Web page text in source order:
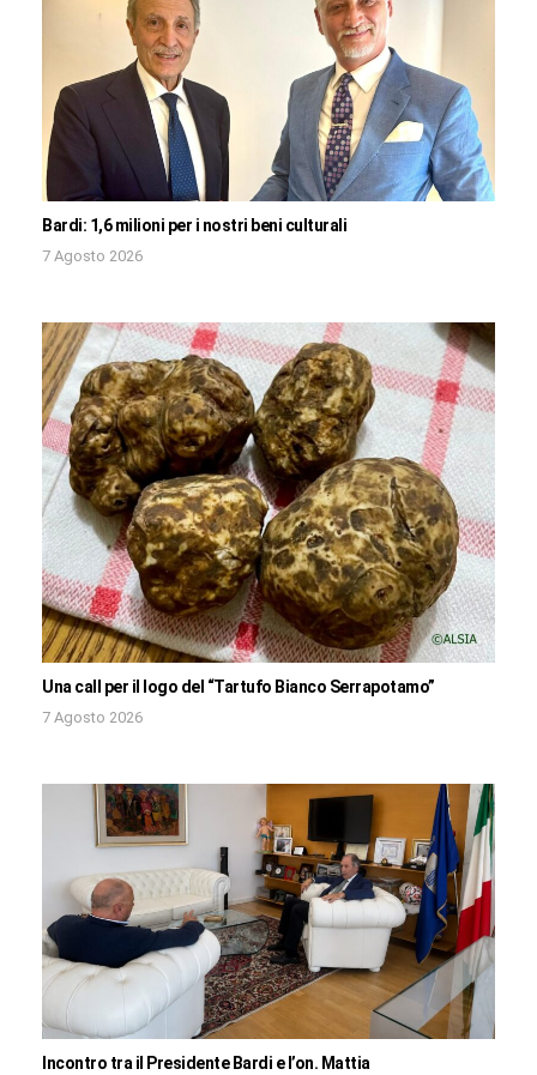
Bardi: 1,6 milioni per i nostri beni culturali
7 Agosto 2026
Una call per il logo del “Tartufo Bianco Serrapotamo”
7 Agosto 2026
Incontro tra il Presidente Bardi e l’on. Mattia